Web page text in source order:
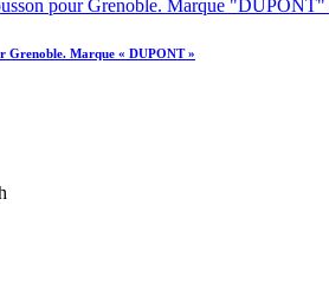
Grenoble. Marque « DUPONT »